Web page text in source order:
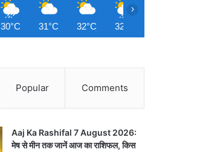
30°C 31°C 32°C 32°C
›
Popular Comments
Aaj Ka Rashifal 7 August 2026:
मेष से मीन तक जानें आज का राशिफल, किस